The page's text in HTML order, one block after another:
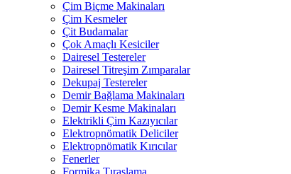
Çim Biçme Makinaları
Çim Kesmeler
Çit Budamalar
Çok Amaçlı Kesiciler
Dairesel Testereler
Dairesel Titreşim Zımparalar
Dekupaj Testereler
Demir Bağlama Makinaları
Demir Kesme Makinaları
Elektrikli Çim Kazıyıcılar
Elektropnömatik Deliciler
Elektropnömatik Kırıcılar
Fenerler
Formika Tıraşlama